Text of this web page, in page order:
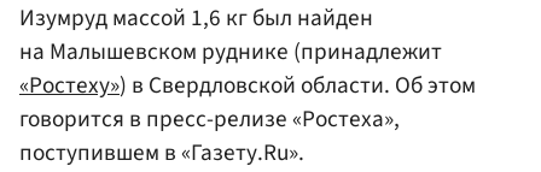
Изумруд массой 1,6 кг был найден
на Малышевском руднике (принадлежит
«Ростеху») в Свердловской области. Об этом
говорится в пресс-релизе «Ростеха»,
поступившем в «Газету.Ru».